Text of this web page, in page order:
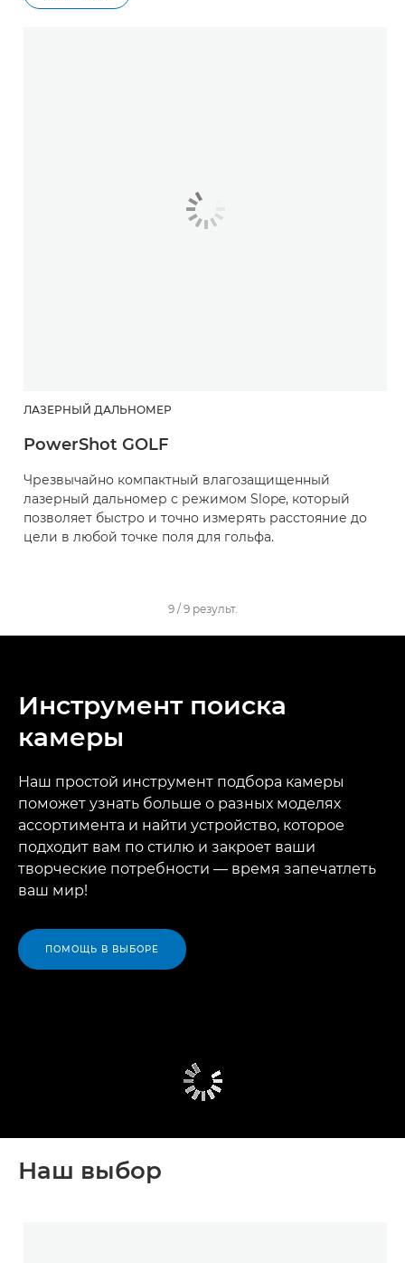
ЛАЗЕРНЫЙ ДАЛЬНОМЕР
PowerShot GOLF
Чрезвычайно компактный влагозащищенный
лазерный дальномер с режимом Slope, который
позволяет быстро и точно измерять расстояние до
цели в любой точке поля для гольфа.
9/ 9 результ.
Инструмент поиска
камеры
Наш простой инструмент подбора камеры
поможет узнать больше о разных моделях
ассортимента и найти устройство, которое
подходит вам по стилю и закроет ваши
творческие потребности — время запечатлеть
ваш мир!
ПОМОЩЬ В ВЫБОРЕ
Наш выбор